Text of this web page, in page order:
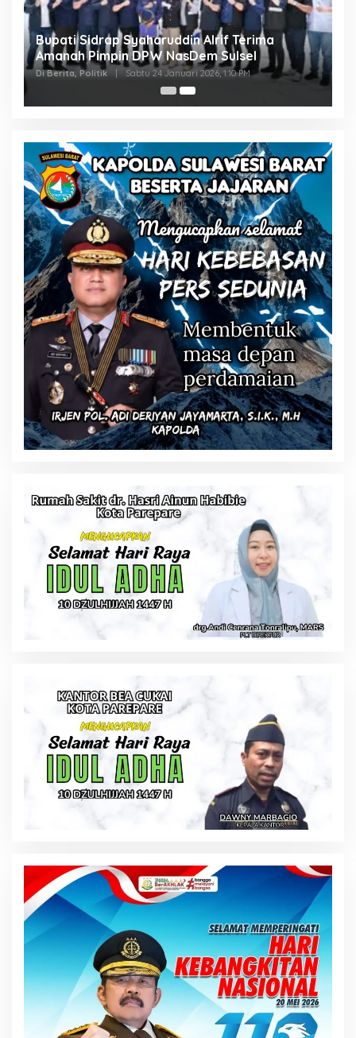
Bupati Sidrap Syaharuddin Alrif Terima
Amanah Pimpin DPW NasDem Sulsel
Di Berita, Politik | Sabtu 24 Januari 2026, 1:10 PM